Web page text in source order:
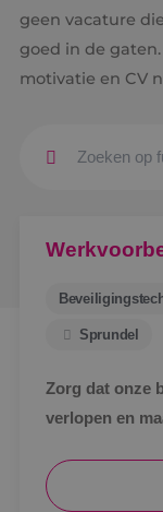
geen vacature
goed in de
motivatie en CV
Sprundel
Zorg dat onze
verlopen en